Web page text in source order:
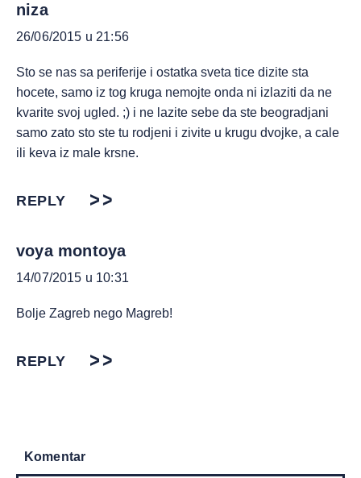
niza
26/06/2015 u 21:56
Sto se nas sa periferije i ostatka sveta tice dizite sta
hocete, samo iz tog kruga nemojte onda ni izlaziti da ne
kvarite svoj ugled. ;) i ne lazite sebe da ste beogradjani
samo zato sto ste tu rodjeni i zivite u krugu dvojke, a cale
ili keva iz male krsne.
REPLY
voya montoya
14/07/2015 u 10:31
Bolje Zagreb nego Magreb!
REPLY
Komentar